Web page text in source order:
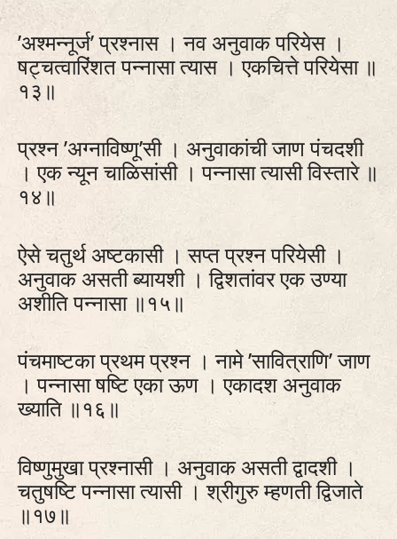
’अश्मन्नूर्ज’ प्रश्नास । नव अनुवाक परियेस ।
षट्‍चत्वारिंशत पन्नासा त्यास । एकचित्ते परियेसा ॥
१३॥
प्रश्न ’अग्नाविष्णू’सी । अनुवाकांची जाण पंचदशी
। एक न्यून चाळिसांसी । पन्नासा त्यासी विस्तारे ॥
१४॥
ऐसे चतुर्थ अष्टकासी । सप्त प्रश्न परियेसी ।
अनुवाक असती ब्यायशी । द्विशतांवर एक उण्या
अशीति पन्नासा ॥१५॥
पंचमाष्टका प्रथम प्रश्न । नामे ’सावित्राणि’ जाण
। पन्नासा षष्टि एका ऊण । एकादश अनुवाक
ख्याति ॥१६॥
विष्णुमुखा प्रश्नासी । अनुवाक असती द्वादशी ।
चतुषष्टि पन्नासा त्यासी । श्रीगुरु म्हणती द्विजाते
॥१७॥